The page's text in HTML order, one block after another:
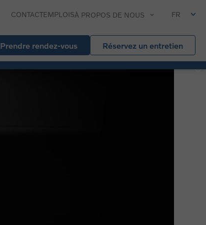
CONTACTEMPLOISÀ PROPOS DE NOUS FR
Prendre rendez-vous Réservez un entretien